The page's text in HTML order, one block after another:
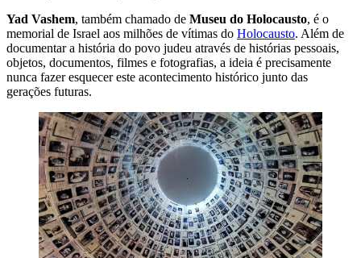
Yad Vashem, também chamado de Museu do Holocausto, é o
memorial de Israel aos milhões de vítimas do Holocausto. Além de
documentar a história do povo judeu através de histórias pessoais,
objetos, documentos, filmes e fotografias, a ideia é precisamente
nunca fazer esquecer este acontecimento histórico junto das
gerações futuras.